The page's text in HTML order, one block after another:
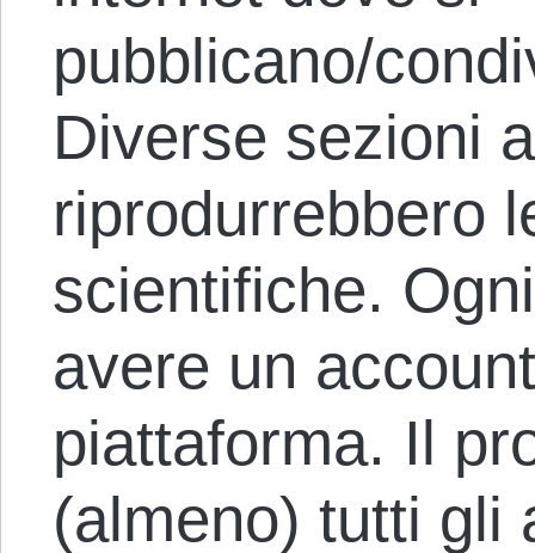
pubblicano/
Diverse sezioni
riprodurrebbero
scientifiche.
avere un
piattaforma. Il
(almeno) tutti gli